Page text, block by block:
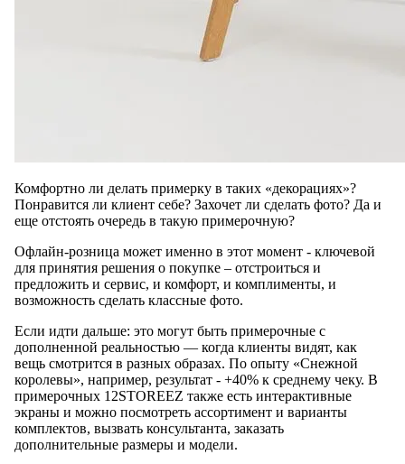
Комфортно ли делать примерку в таких «декорациях»?
Понравится ли клиент себе? Захочет ли сделать фото? Да и
еще отстоять очередь в такую примерочную?
Офлайн-розница может именно в этот момент - ключевой
для принятия решения о покупке – отстроиться и
предложить и сервис, и комфорт, и комплименты, и
возможность сделать классные фото.
Если идти дальше: это могут быть примерочные с
дополненной реальностью — когда клиенты видят, как
вещь смотрится в разных образах. По опыту «Снежной
королевы», например, результат - +40% к среднему чеку. В
примерочных 12STOREEZ также есть интерактивные
экраны и можно посмотреть ассортимент и варианты
комплектов, вызвать консультанта, заказать
дополнительные размеры и модели.